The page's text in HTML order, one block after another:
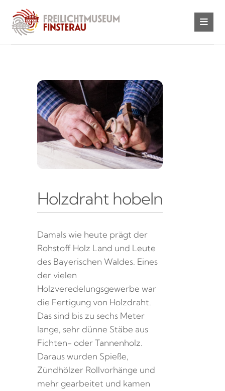
Holzdraht hobeln
Damals wie heute prägt der
Rohstoff Holz Land und Leute
des Bayerischen Waldes. Eines
der vielen
Holzveredelungsgewerbe war
die Fertigung von Holzdraht.
Das sind bis zu sechs Meter
lange, sehr dünne Stäbe aus
Fichten- oder Tannenholz.
Daraus wurden Spieße,
Zündhölzer Rollvorhänge und
mehr gearbeitet und kamen